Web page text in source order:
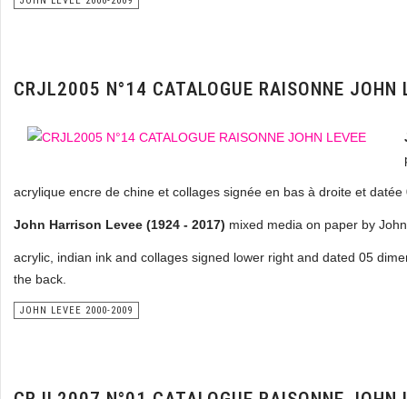
CRJL2005 N°14 CATALOGUE RAISONNE JOHN
acrylique encre de chine et collages signée en bas à droite et
John Harrison Levee (1924 - 2017) mixed media on paper by
acrylic, indian ink and collages signed lower right and dated 05
the back.
JOHN LEVEE 2000-2009